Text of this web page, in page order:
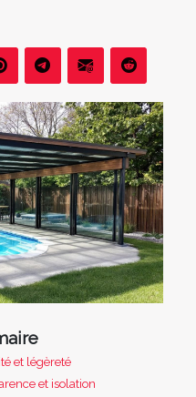
et légèreté
et isolation